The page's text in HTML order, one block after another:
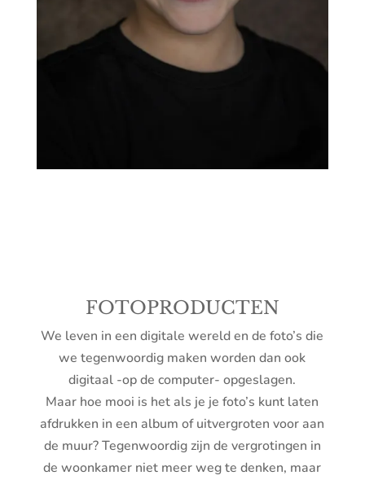
FOTOPRODUCTEN
We leven in een digitale wereld en de foto’s die
we tegenwoordig maken worden dan ook
digitaal -op de computer- opgeslagen.
Maar hoe mooi is het als je je foto’s kunt laten
afdrukken in een album of uitvergroten voor aan
de muur? Tegenwoordig zijn de vergrotingen in
de woonkamer niet meer weg te denken, maar